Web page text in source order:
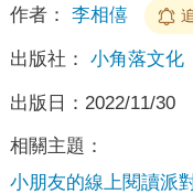
作者： 李相僖
出版社： 小角落文化
出版日： 2022/11/30
相關主題：
小朋友的線上閱讀派